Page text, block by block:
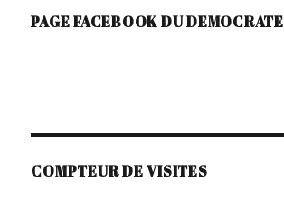
PAGE FACEBOOK DU DEMOCRATE
COMPTEUR DE VISITES